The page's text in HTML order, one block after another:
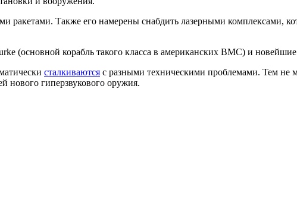
ракетами. Также его намерены снабдить лазерными комплексами,
(основной корабль такого класса в американских ВМС) и
сталкиваются с разными техническими проблемами. Тем не
нового гиперзвукового оружия.